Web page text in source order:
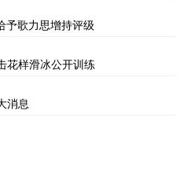
予歌力思增持评级
花样滑冰公开训练
消息